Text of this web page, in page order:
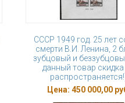
СССР 1949 год. 25 лет
смерти В.И. Ленина, 2
зубцовый и
данный товар скидка
Цена: 450 000,00